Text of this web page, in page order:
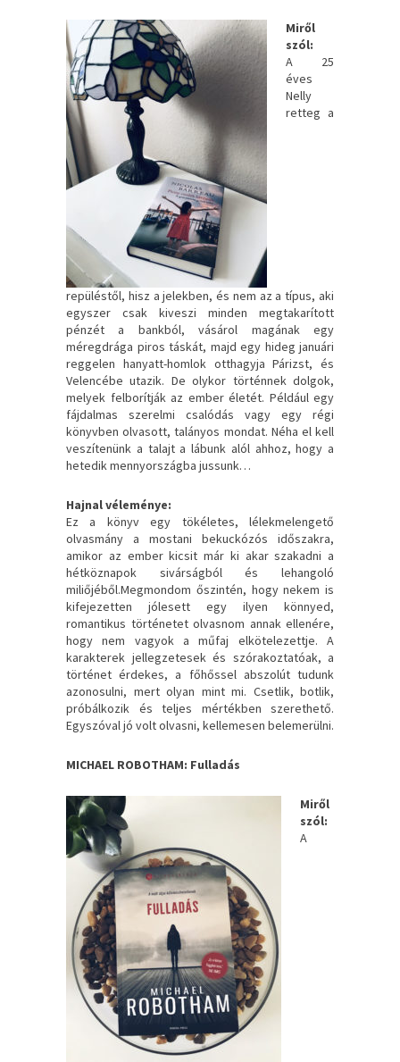
Miről
szól:
A 25
éves
Nelly
retteg a
repüléstől, hisz a jelekben, és nem az a típus, aki
egyszer csak kiveszi minden megtakarított
pénzét a bankból, vásárol magának egy
méregdrága piros táskát, majd egy hideg januári
reggelen hanyatt-homlok otthagyja Párizst, és
Velencébe utazik. De olykor történnek dolgok,
melyek felborítják az ember életét. Például egy
fájdalmas szerelmi csalódás vagy egy régi
könyvben olvasott, talányos mondat. Néha el kell
veszítenünk a talajt a lábunk alól ahhoz, hogy a
hetedik mennyországba jussunk…
Hajnal véleménye:
Ez a könyv egy tökéletes, lélekmelengető
olvasmány a mostani bekuckózós időszakra,
amikor az ember kicsit már ki akar szakadni a
hétköznapok sivárságból és lehangoló
miliőjéből.Megmondom őszintén, hogy nekem is
kifejezetten jólesett egy ilyen könnyed,
romantikus történetet olvasnom annak ellenére,
hogy nem vagyok a műfaj elkötelezettje. A
karakterek jellegzetesek és szórakoztatóak, a
történet érdekes, a főhőssel abszolút tudunk
azonosulni, mert olyan mint mi. Csetlik, botlik,
próbálkozik és teljes mértékben szerethető.
Egyszóval jó volt olvasni, kellemesen belemerülni.
MICHAEL ROBOTHAM: Fulladás
Miről
szól:
A